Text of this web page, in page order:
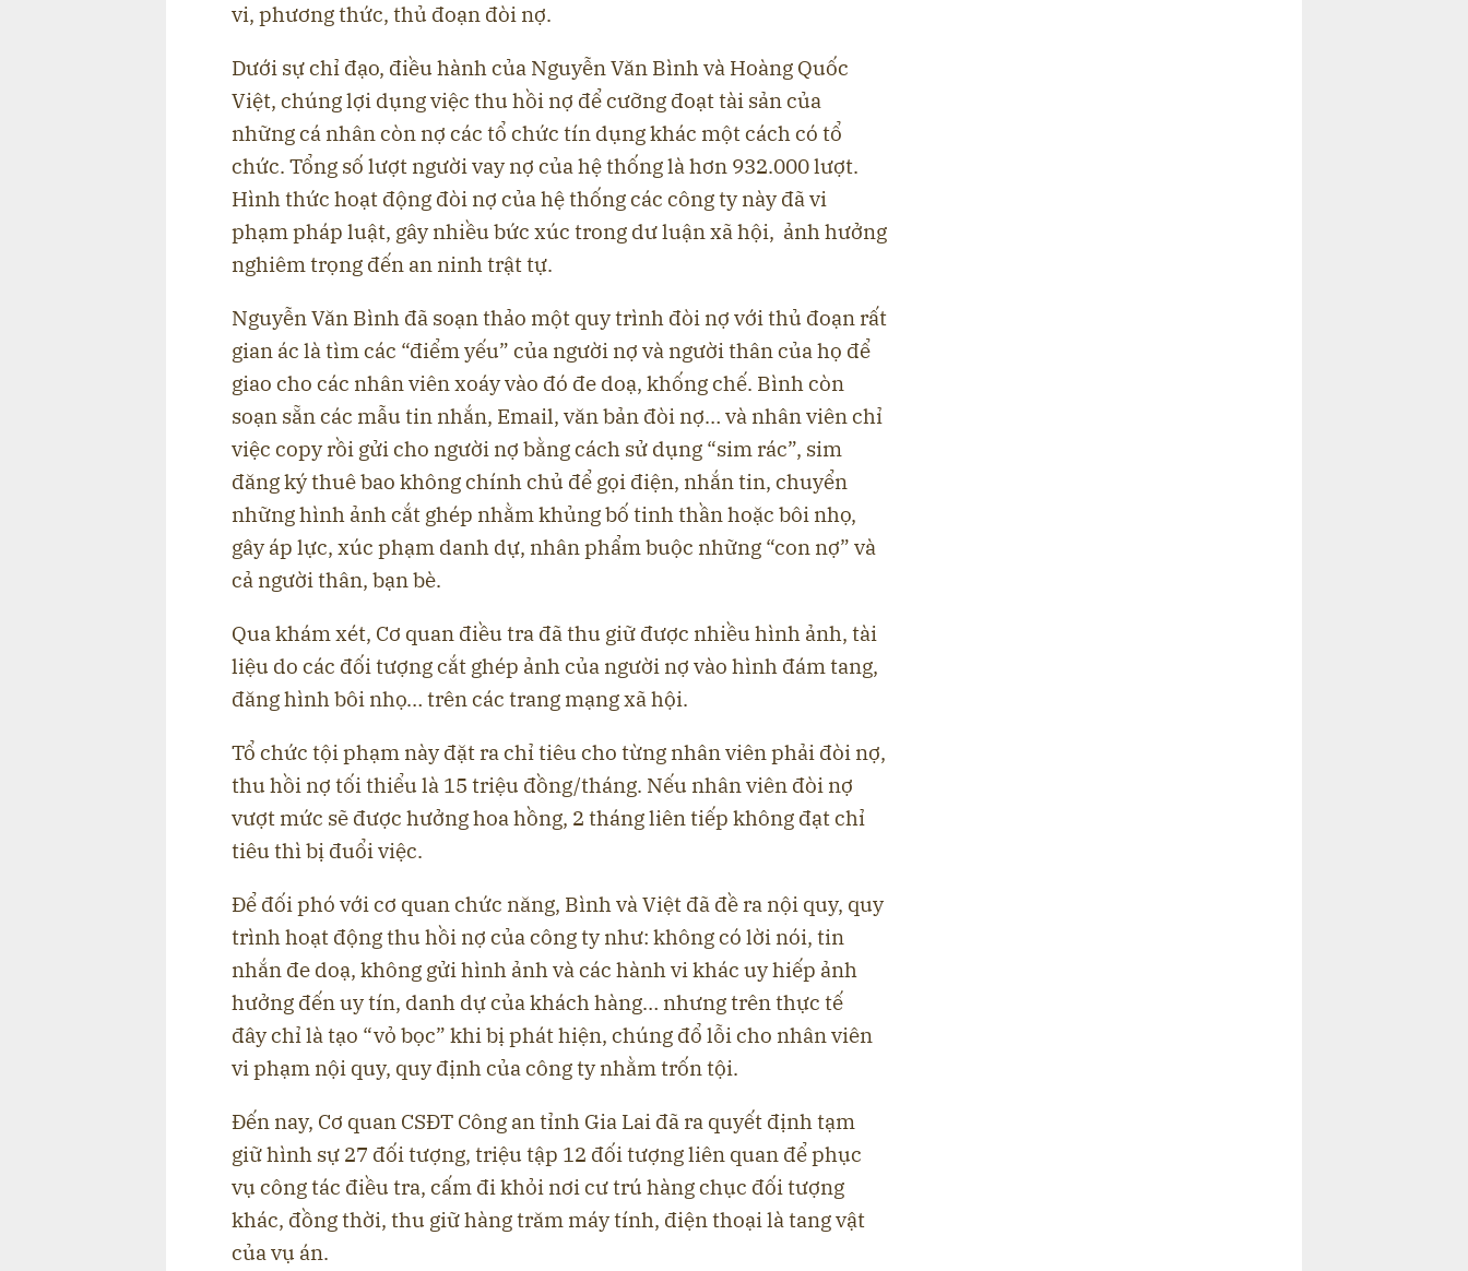
vi, phương thức, thủ đoạn đòi nợ.
Dưới sự chỉ đạo, điều hành của Nguyễn Văn Bình và Hoàng Quốc
Việt, chúng lợi dụng việc thu hồi nợ để cưỡng đoạt tài sản của
những cá nhân còn nợ các tổ chức tín dụng khác một cách có tổ
chức. Tổng số lượt người vay nợ của hệ thống là hơn 932.000 lượt.
Hình thức hoạt động đòi nợ của hệ thống các công ty này đã vi
phạm pháp luật, gây nhiều bức xúc trong dư luận xã hội, ảnh hưởng
nghiêm trọng đến an ninh trật tự.
Nguyễn Văn Bình đã soạn thảo một quy trình đòi nợ với thủ đoạn rất
gian ác là tìm các “điểm yếu” của người nợ và người thân của họ để
giao cho các nhân viên xoáy vào đó đe doạ, khống chế. Bình còn
soạn sẵn các mẫu tin nhắn, Email, văn bản đòi nợ… và nhân viên chỉ
việc copy rồi gửi cho người nợ bằng cách sử dụng “sim rác”, sim
đăng ký thuê bao không chính chủ để gọi điện, nhắn tin, chuyển
những hình ảnh cắt ghép nhằm khủng bố tinh thần hoặc bôi nhọ,
gây áp lực, xúc phạm danh dự, nhân phẩm buộc những “con nợ” và
cả người thân, bạn bè.
Qua khám xét, Cơ quan điều tra đã thu giữ được nhiều hình ảnh, tài
liệu do các đối tượng cắt ghép ảnh của người nợ vào hình đám tang,
đăng hình bôi nhọ… trên các trang mạng xã hội.
Tổ chức tội phạm này đặt ra chỉ tiêu cho từng nhân viên phải đòi nợ,
thu hồi nợ tối thiểu là 15 triệu đồng/tháng. Nếu nhân viên đòi nợ
vượt mức sẽ được hưởng hoa hồng, 2 tháng liên tiếp không đạt chỉ
tiêu thì bị đuổi việc.
Để đối phó với cơ quan chức năng, Bình và Việt đã đề ra nội quy, quy
trình hoạt động thu hồi nợ của công ty như: không có lời nói, tin
nhắn đe doạ, không gửi hình ảnh và các hành vi khác uy hiếp ảnh
hưởng đến uy tín, danh dự của khách hàng… nhưng trên thực tế
đây chỉ là tạo “vỏ bọc” khi bị phát hiện, chúng đổ lỗi cho nhân viên
vi phạm nội quy, quy định của công ty nhằm trốn tội.
Đến nay, Cơ quan CSĐT Công an tỉnh Gia Lai đã ra quyết định tạm
giữ hình sự 27 đối tượng, triệu tập 12 đối tượng liên quan để phục
vụ công tác điều tra, cấm đi khỏi nơi cư trú hàng chục đối tượng
khác, đồng thời, thu giữ hàng trăm máy tính, điện thoại là tang vật
của vụ án.